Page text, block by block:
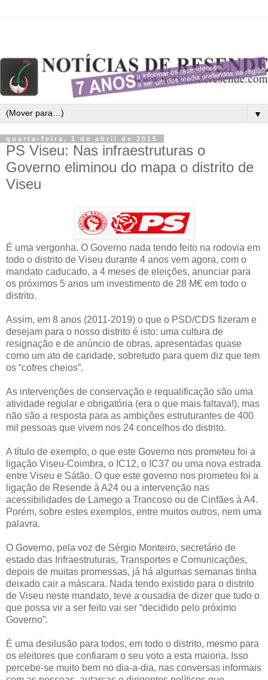
▼
quarta-feira, 1 de abril de 2015
PS Viseu: Nas infraestruturas o
Governo eliminou do mapa o distrito de
Viseu
É uma vergonha. O Governo nada tendo feito na rodovia em
todo o distrito de Viseu durante 4 anos vem agora, com o
mandato caducado, a 4 meses de eleições, anunciar para
os próximos 5 anos um investimento de 28 M€ em todo o
distrito.
Assim, em 8 anos (2011-2019) o que o PSD/CDS fizeram e
desejam para o nosso distrito é isto: uma cultura de
resignação e de anúncio de obras, apresentadas quase
como um ato de caridade, sobretudo para quem diz que tem
os “cofres cheios”.
As intervenções de conservação e requalificação são uma
atividade regular e obrigatória (era o que mais faltava!), mas
não são a resposta para as ambições estruturantes de 400
mil pessoas que vivem nos 24 concelhos do distrito.
A título de exemplo, o que este Governo nos prometeu foi a
ligação Viseu-Coimbra, o IC12, o IC37 ou uma nova estrada
entre Viseu e Sátão. O que este governo nos prometeu foi a
ligação de Resende à A24 ou a intervenção nas
acessibilidades de Lamego a Trancoso ou de Cinfães à A4.
Porém, sobre estes exemplos, entre muitos outros, nem uma
palavra.
O Governo, pela voz de Sérgio Monteiro, secretário de
estado das Infraestruturas, Transportes e Comunicações,
depois de muitas promessas, já há algumas semanas tinha
deixado cair a máscara. Nada tendo existido para o distrito
de Viseu neste mandato, teve a ousadia de dizer que tudo o
que possa vir a ser feito vai ser “decidido pelo próximo
Governo”.
É uma desilusão para todos, em todo o distrito, mesmo para
os eleitores que confiaram o seu voto a esta maioria. Isso
percebe-se muito bem no dia-a-dia, nas conversas informais